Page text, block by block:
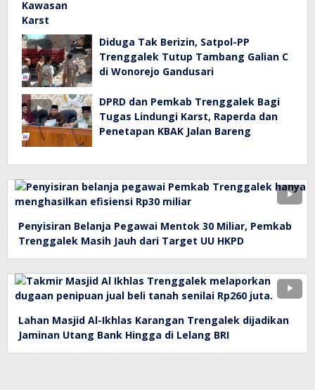
Diduga Tak Berizin, Satpol-PP
Trenggalek Tutup Tambang Galian C
di Wonorejo Gandusari
DPRD dan Pemkab Trenggalek Bagi
Tugas Lindungi Karst, Raperda dan
Penetapan KBAK Jalan Bareng
Penyisiran Belanja Pegawai Mentok 30 Miliar, Pemkab
Trenggalek Masih Jauh dari Target UU HKPD
Lahan Masjid Al-Ikhlas Karangan Trengalek dijadikan
Jaminan Utang Bank Hingga di Lelang BRI